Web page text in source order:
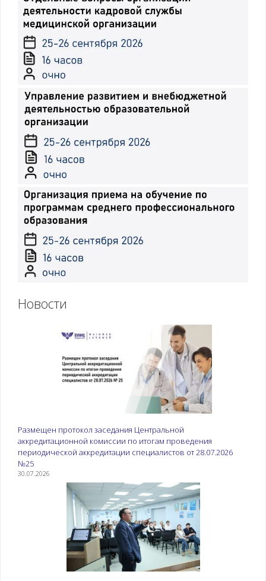
Новости
Размещен протокол заседания Центральной
аккредитационной комиссии по итогам проведения
периодической аккредитации специалистов от 28.07.2026
№25
30.07.2026